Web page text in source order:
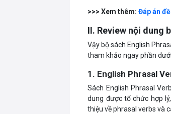
>>> Xem thêm:Đáp án
II. Review nội dung
Vậy bộ sách English
tham khảo ngay phần
1. English Phrasal
Sách English Phrasal
dung được tổ chức hợp
thiệu về phrasal verbs và